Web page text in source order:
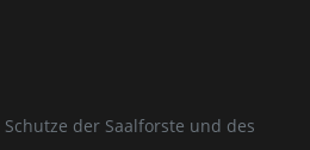
der Saalforste und des